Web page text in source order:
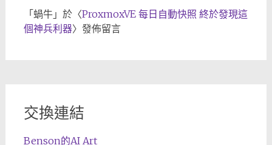
「蝸牛」於〈ProxmoxVE 每日自動快照 終於發現這
個神兵利器〉發佈留言
交換連結
Benson的AI Art